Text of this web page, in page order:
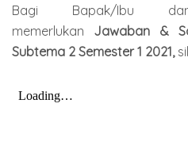
Bagi Bapak/Ibu
memerlukan Jawaban &
Subtema 2 Semester 1 2021,